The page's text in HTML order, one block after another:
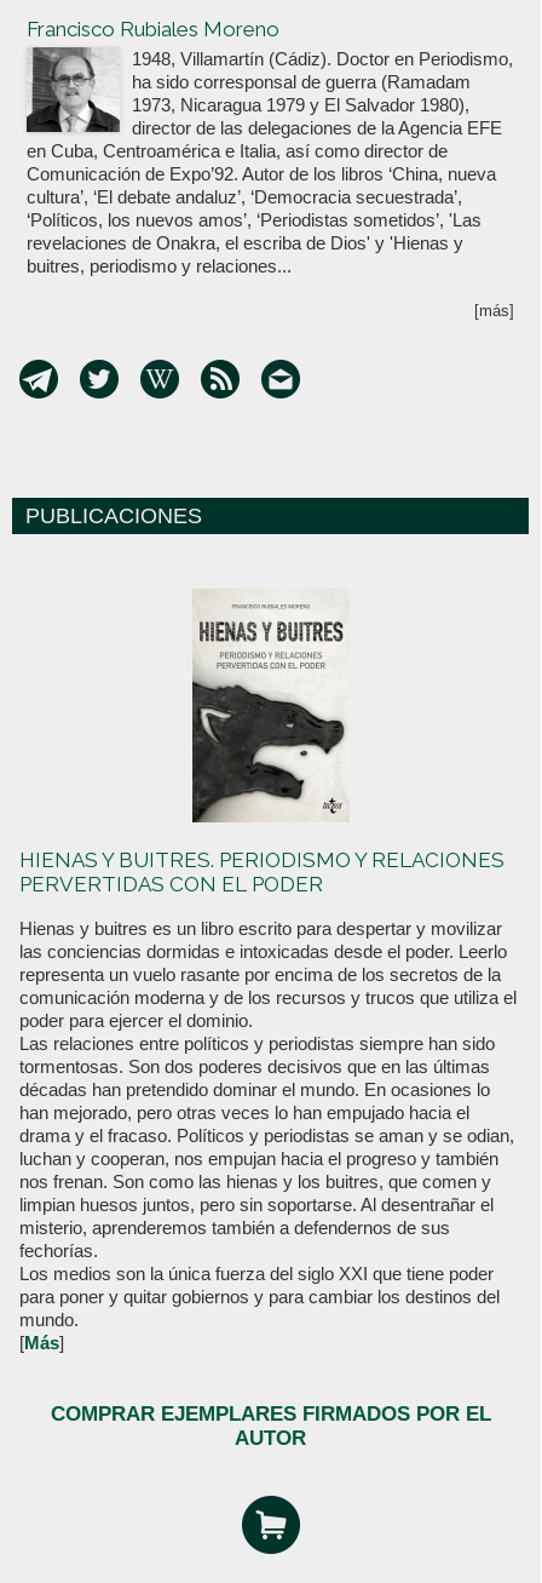
Francisco Rubiales Moreno
1948, Villamartín (Cádiz). Doctor en Periodismo,
ha sido corresponsal de guerra (Ramadam
1973, Nicaragua 1979 y El Salvador 1980),
director de las delegaciones de la Agencia EFE
en Cuba, Centroamérica e Italia, así como director de
Comunicación de Expo’92. Autor de los libros ‘China, nueva
cultura’, ‘El debate andaluz’, ‘Democracia secuestrada’,
‘Políticos, los nuevos amos’, ‘Periodistas sometidos’, 'Las
revelaciones de Onakra, el escriba de Dios' y 'Hienas y
buitres, periodismo y relaciones...
[más]
PUBLICACIONES
HIENAS Y BUITRES. PERIODISMO Y RELACIONES
PERVERTIDAS CON EL PODER
Hienas y buitres es un libro escrito para despertar y movilizar
las conciencias dormidas e intoxicadas desde el poder. Leerlo
representa un vuelo rasante por encima de los secretos de la
comunicación moderna y de los recursos y trucos que utiliza el
poder para ejercer el dominio.
Las relaciones entre políticos y periodistas siempre han sido
tormentosas. Son dos poderes decisivos que en las últimas
décadas han pretendido dominar el mundo. En ocasiones lo
han mejorado, pero otras veces lo han empujado hacia el
drama y el fracaso. Políticos y periodistas se aman y se odian,
luchan y cooperan, nos empujan hacia el progreso y también
nos frenan. Son como las hienas y los buitres, que comen y
limpian huesos juntos, pero sin soportarse. Al desentrañar el
misterio, aprenderemos también a defendernos de sus
fechorías.
Los medios son la única fuerza del siglo XXI que tiene poder
para poner y quitar gobiernos y para cambiar los destinos del
mundo.
[Más]
COMPRAR EJEMPLARES FIRMADOS POR EL
AUTOR